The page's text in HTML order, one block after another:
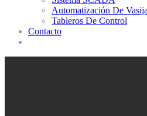
Automatización De
Tableros De Control
Contacto